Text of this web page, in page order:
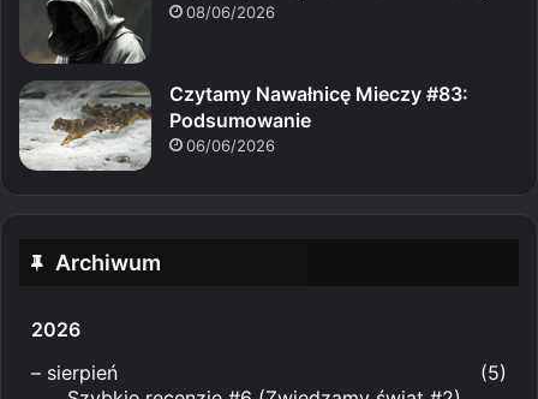
08/06/2026
Czytamy Nawałnicę Mieczy #83:
Podsumowanie
06/06/2026
Archiwum
2026
– sierpień
(5)